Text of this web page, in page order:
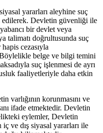
yararları aleyhine suç
edilerek. Devletin güvenliği ile
bir devlet veya
talimatı doğrultusunda suç
cezasıyla
Böylelikle belge ve bilgi temini
suç işlenmesi de ayrı
faaliyetleriyle daha etkin
varlığının korunmasını ve
ifade etmektedir. Devletin
eylemler, Devletin
ve dış siyasal yararları ile